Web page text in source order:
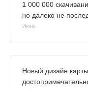
1 000 000
но далеко не
Июнь
Новый дизайн